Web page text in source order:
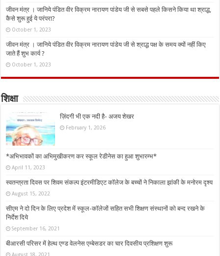
जीवन मंत्र । जानिये पंडित वीर विक्रम नारायण पांडेय जी से सबसे पहले किसने किया था श्राद्ध,
कैसे शुरू हुई ये परंपरा?
October 1, 2023
जीवन मंत्र । जानिये पंडित वीर विक्रम नारायण पांडेय जी से श्राद्ध पक्ष के समय क्यों नहीं किए
जाते हैं शुभ कार्य ?
October 1, 2023
शिक्षा
ज़िंदगी भी एक नदी है- अजय शेखर
February 1, 2026
*अभिभावकों का अभिमुखीकरण कर स्कूल रेडीनेस का हुआ शुभारम्भ*
April 11, 2023
स्वतन्त्रता दिवस पर शिवम संकल्प इंटरमीडिएट कॉलेज के बच्चों ने निकाला झांकी के मनोरम दृश्य
August 15, 2022
सीएम ने दो दिन के लिए प्रदेश में स्कूल-कॉलेजों सहित सभी शिक्षण संस्थानों को बन्द रखने के
निर्देश दिये
September 16, 2021
बीआरसी परिसर में हेल्थ एण्ड वेलनेस एम्बेसडर का चार दिवसीय प्रशिक्षण शुरू
August 18, 2021